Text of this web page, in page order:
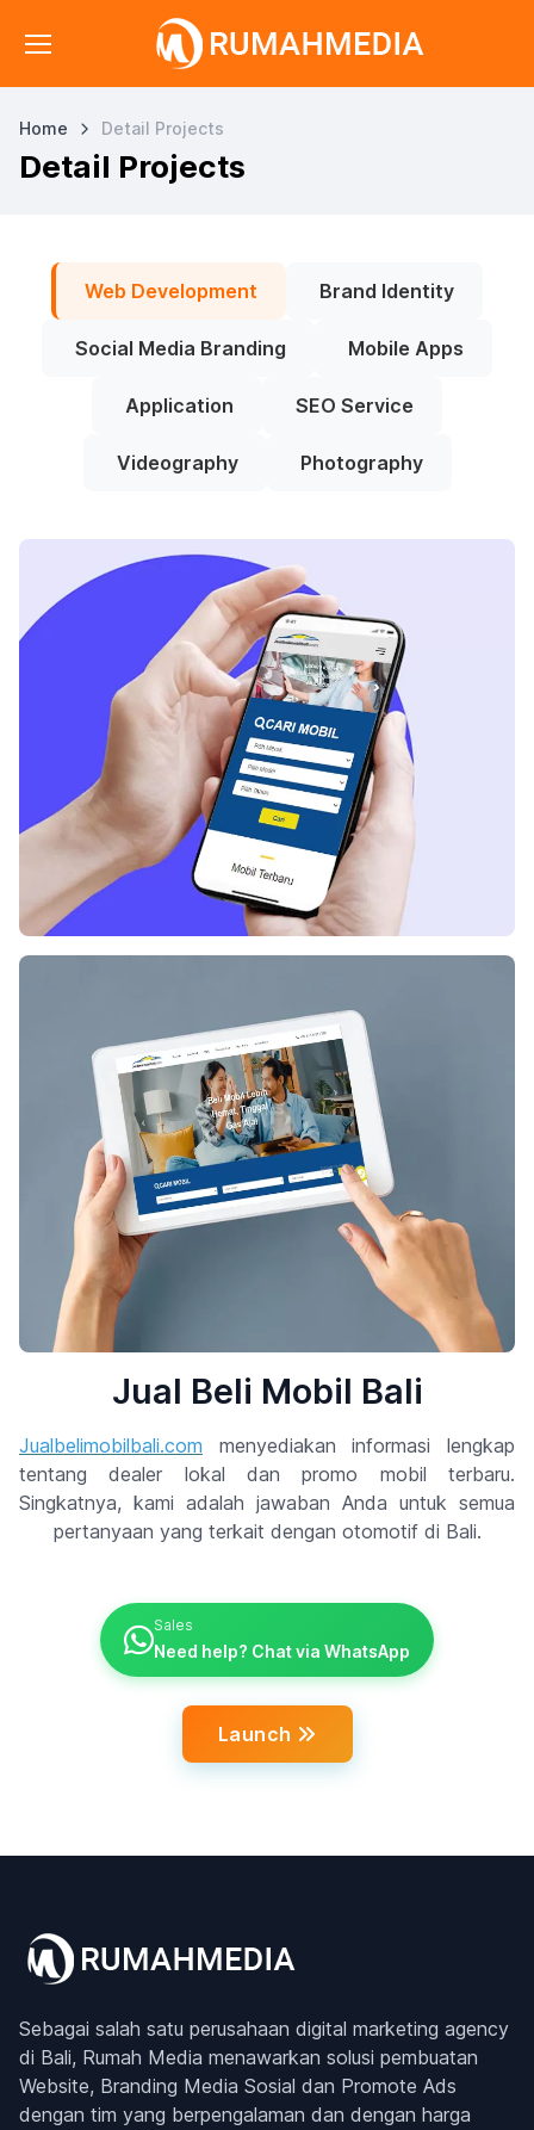
Home Detail Projects
Detail Projects
Web Development Brand Identity
Social Media Branding Mobile Apps
Application SEO Service
Videography Photography
Jual Beli Mobil Bali
Jualbelimobilbali.com menyediakan informasi lengkap
tentang dealer lokal dan promo mobil terbaru.
Singkatnya, kami adalah jawaban Anda untuk semua
pertanyaan yang terkait dengan otomotif di Bali.
Sales
Need help? Chat via WhatsApp
Launch
Sebagai salah satu perusahaan digital marketing agency
di Bali, Rumah Media menawarkan solusi pembuatan
Website, Branding Media Sosial dan Promote Ads
dengan tim yang berpengalaman dan dengan harga